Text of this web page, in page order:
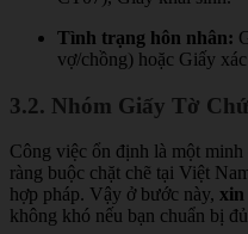
Tình trạng hôn nhân:
vợ/chồng) hoặc Giấy
3.2. Nhóm Giấy Tờ
Công việc ổn định là một
ràng buộc chặt chẽ tại Việt
hợp pháp. Vậy ở bước này, xin
không khó nếu bạn chuẩn bị